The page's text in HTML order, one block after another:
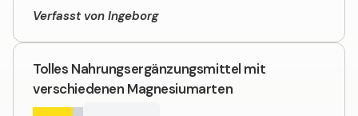
Verfasst von Ingeborg
Tolles Nahrungsergänzungsmittel mit
verschiedenen Magnesiumarten